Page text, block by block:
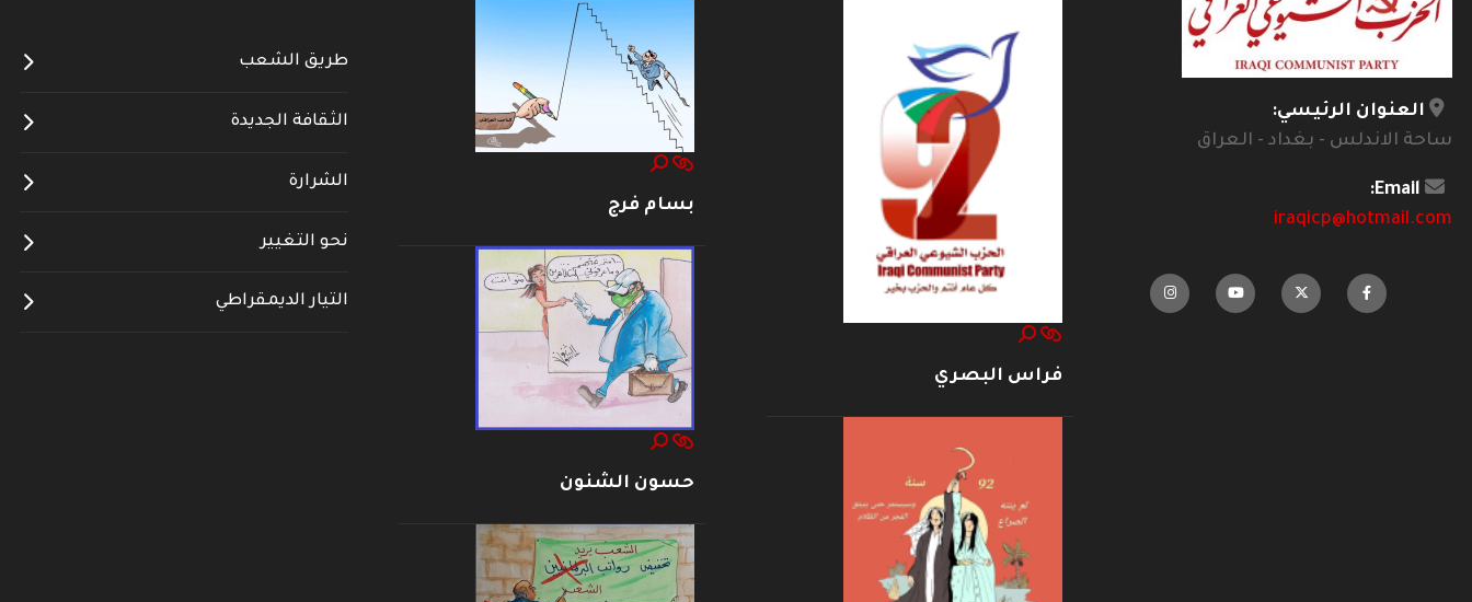
العنوان الرئيسي:
ساحة الاندلس - بغداد - العراق
Email:
iraqicp@hotmail.com
فراس البصري
بسام فرج
حسون الشنون
طريق الشعب
الثقافة الجديدة
الشرارة
نحو التغيير
التيار الديمقراطي